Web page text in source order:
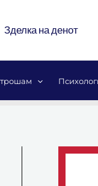
Зделка на денот